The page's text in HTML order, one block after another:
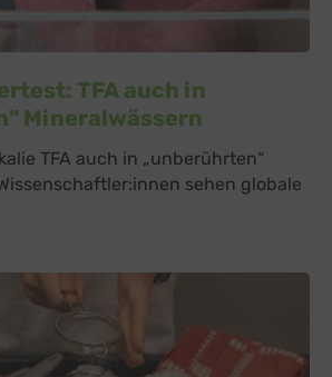
TFA auch in
Mineralwässern
TFA auch in „unberührten“
sehen globale